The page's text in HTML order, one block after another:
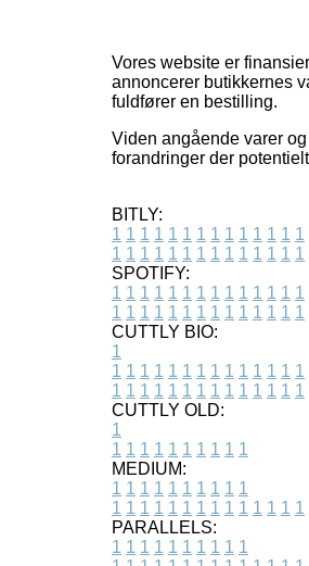
Vores website er
annoncerer butikkernes
fuldfører en bestilling.
Viden angående varer
forandringer der
BITLY:
1 1 1 1 1 1 1 1 1 1 1 1 1 1
1 1 1 1 1 1 1 1 1 1 1 1 1 1
SPOTIFY:
1 1 1 1 1 1 1 1 1 1 1 1 1 1
1 1 1 1 1 1 1 1 1 1 1 1 1 1
CUTTLY BIO:
1
1 1 1 1 1 1 1 1 1 1 1 1 1 1
1 1 1 1 1 1 1 1 1 1 1 1 1 1
CUTTLY OLD:
1
1 1 1 1 1 1 1 1 1 1
MEDIUM:
1 1 1 1 1 1 1 1 1 1
1 1 1 1 1 1 1 1 1 1 1 1 1 1
PARALLELS:
1 1 1 1 1 1 1 1 1 1